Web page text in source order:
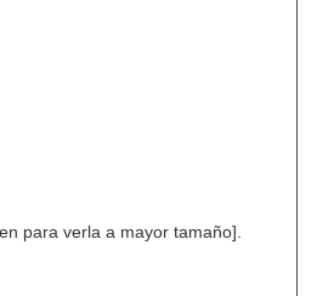
para verla a mayor tamaño].